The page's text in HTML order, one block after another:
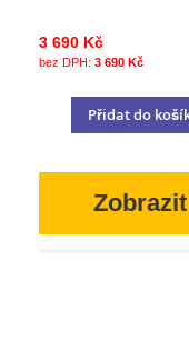
3 690 Kč
3 690 Kč
Přidat do